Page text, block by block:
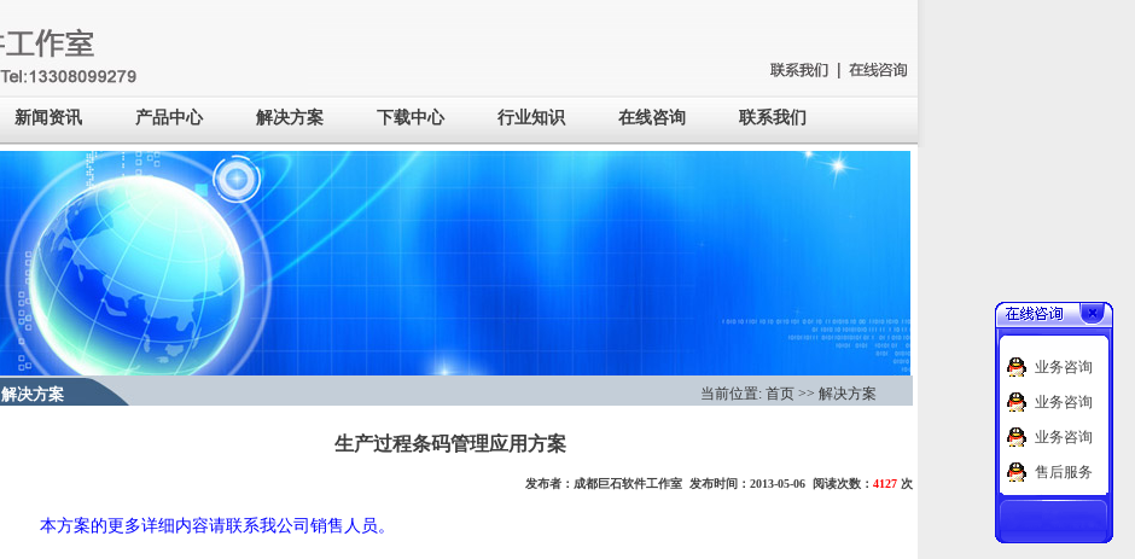
新闻资讯 产品中心 解决方案 下载中心 行业知识 在线咨询 联系我们
业务咨询
业务咨询
业务咨询
售后服务
解决方案 当前位置: 首页>> 解决方案
生产过程条码管理应用方案
发布者：成都巨石软件工作室 发布时间：2013-05-06 阅读次数： 4127次
本方案的更多详细内容请联系我公司销售人员。